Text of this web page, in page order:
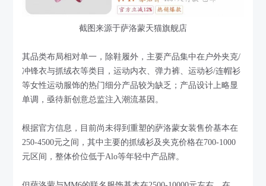
截图来源于萨洛蒙天猫旗舰店
其品类布局相对单一，除鞋履外，主要产品集中在户外夹克/
冲锋衣与抓绒衣等类目，运动内衣、弹力裤、运动衫/连帽衫
等女性运动服饰的热门细分产品较为缺乏；产品设计上略显
单调，亟待新创意总监注入潮流基因。
根据官方信息，目前尚未得到重塑的萨洛蒙女装售价基本在
250-4500元之间，其中主要的抓绒衫及夹克价格在700-1000
元区间，整体价位低于Alo等年轻中产品牌。